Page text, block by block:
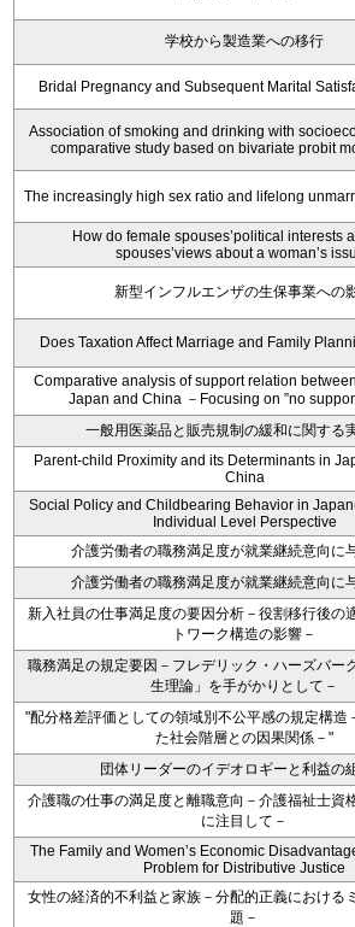
学校から製造業への移行
Bridal Pregnancy and Subsequent Marital
Association of smoking and drinking with
comparative study based on bivariate probit
The increasingly high sex ratio and lifelong
How do female spouses’political interests
spouses’views about a woman’s
新型インフルエンザの生保事業への
Does Taxation Affect Marriage and Family
Comparative analysis of support relation
Japan and China －Focusing on ”no
一般用医薬品と販売規制の緩和に関する
Parent-child Proximity and its Determinants in
China
Social Policy and Childbearing Behavior in
Individual Level Perspective
介護労働者の職務満足度が就業継続意向に
介護労働者の職務満足度が就業継続意向に
新入社員の仕事満足度の要因分析－役割移行後の
トワーク構造の影響－
職務満足の規定要因－フレデリック・ハーズバー
生理論」を手がかりとして－
"配分格差評価としての領域別不公平感の規定構造
た社会階層との因果関係－"
団体リーダーのイデオロギーと利益の
介護職の仕事の満足度と離職意向－介護福祉士資
に注目して－
The Family and Women’s Economic
Problem for Distributive Justice
女性の経済的不利益と家族－分配的正義における
題－